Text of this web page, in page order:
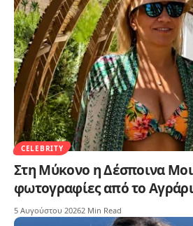
CELEBRITY
Στη Μύκονο η Δέσποινα
φωτογραφίες από το
5 Αυγούστου 20262 Min Read